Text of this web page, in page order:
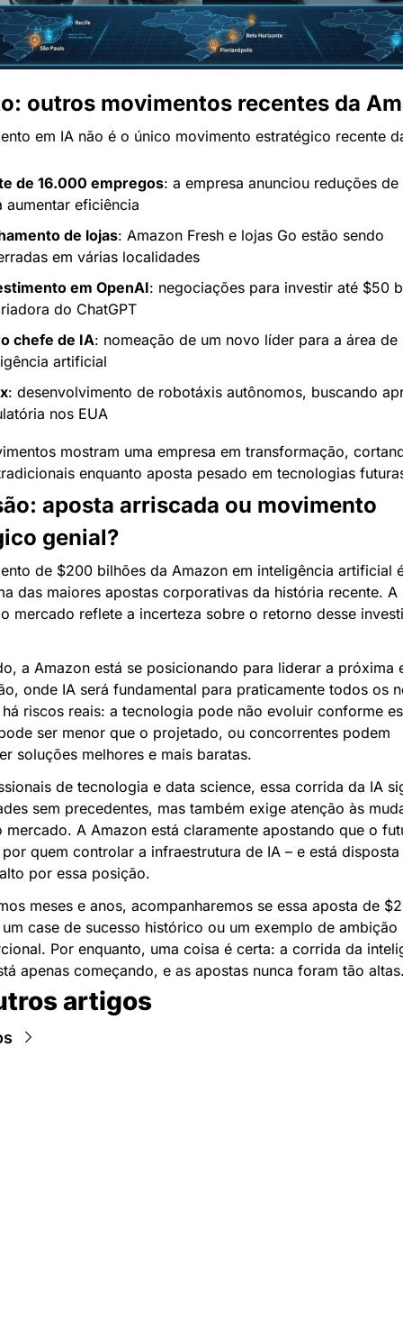
outros movimentos recentes da
em IA não é o único movimento estratégico recente
de 16.000 empregos: a empresa anunciou reduções de
aumentar eficiência
de lojas: Amazon Fresh e lojas Go estão sendo
em várias localidades
em OpenAI: negociações para investir até $50
do ChatGPT
chefe de IA: nomeação de um novo líder para a área de
artificial
: desenvolvimento de robotáxis autônomos, buscando
nos EUA
mostram uma empresa em transformação,
enquanto aposta pesado em tecnologias
aposta arriscada ou movimento
genial?
de $200 bilhões da Amazon em inteligência artificial
das maiores apostas corporativas da história recente. A
mercado reflete a incerteza sobre o retorno desse
a Amazon está se posicionando para liderar a próxima
onde IA será fundamental para praticamente todos os
riscos reais: a tecnologia pode não evoluir conforme
ser menor que o projetado, ou concorrentes podem
soluções melhores e mais baratas.
de tecnologia e data science, essa corrida da IA
sem precedentes, mas também exige atenção às
mercado. A Amazon está claramente apostando que o
quem controlar a infraestrutura de IA – e está
por essa posição.
meses e anos, acompanharemos se essa aposta de
case de sucesso histórico ou um exemplo de ambição
Por enquanto, uma coisa é certa: a corrida da
apenas começando, e as apostas nunca foram tão
artigos